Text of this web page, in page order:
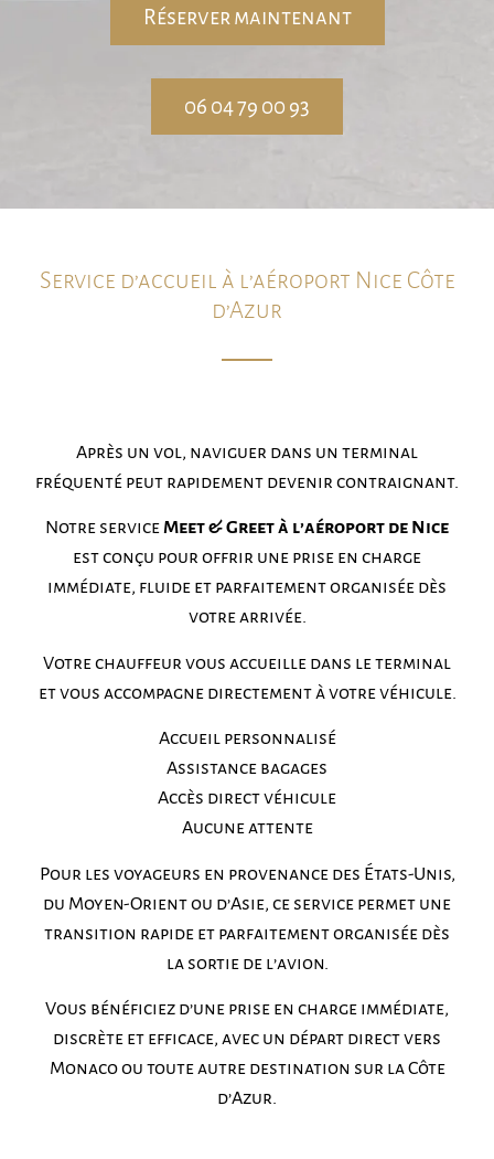
Réserver maintenant
06 04 79 00 93
Service d’accueil à l’aéroport Nice Côte
d’Azur
Après un vol, naviguer dans un terminal
fréquenté peut rapidement devenir contraignant.
Notre serviceMeet & Greet à l’aéroport de Nice
est conçu pour offrir une prise en charge
immédiate, fluide et parfaitement organisée dès
votre arrivée.
Votre chauffeur vous accueille dans le terminal
et vous accompagne directement à votre véhicule.
Accueil personnalisé
Assistance bagages
Accès direct véhicule
Aucune attente
Pour les voyageurs en provenance des États-Unis,
du Moyen-Orient ou d’Asie, ce service permet une
transition rapide et parfaitement organisée dès
la sortie de l’avion.
Vous bénéficiez d’une prise en charge immédiate,
discrète et efficace, avec un départ direct vers
Monaco ou toute autre destination sur la Côte
d’Azur.